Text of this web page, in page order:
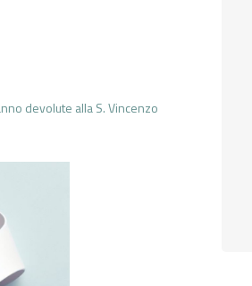
devolute alla S. Vincenzo